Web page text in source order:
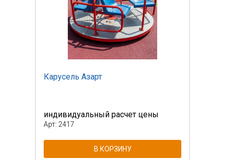
Карусель Азарт
индивидуальный расчет цены
Арт: 2417
В КОРЗИНУ